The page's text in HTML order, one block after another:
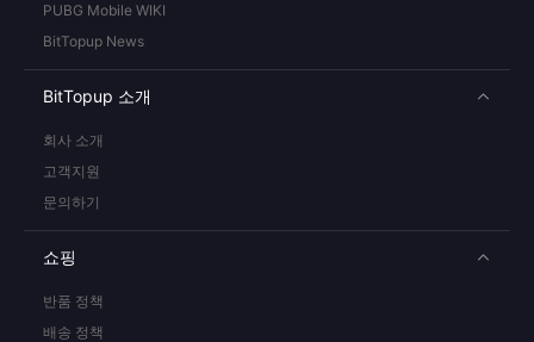
PUBG Mobile WIKI
BitTopup News
BitTopup 소개
회사 소개
고객지원
문의하기
쇼핑
반품 정책
배송 정책